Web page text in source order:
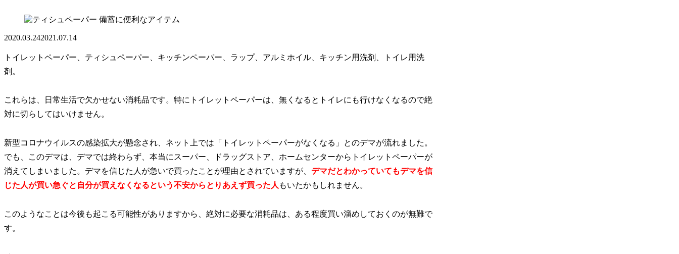
備蓄に便利なアイテム
2020.03.242021.07.14
トイレットペーパー、ティシュペーパー、キッチンペーパー、ラップ、アルミホイル、キッチン用洗剤、トイレ用洗
剤。
これらは、日常生活で欠かせない消耗品です。特にトイレットペーパーは、無くなるとトイレにも行けなくなるので絶
対に切らしてはいけません。
新型コロナウイルスの感染拡大が懸念され、ネット上では「トイレットペーパーがなくなる」とのデマが流れました。
でも、このデマは、デマでは終わらず、本当にスーパー、ドラッグストア、ホームセンターからトイレットペーパーが
消えてしまいました。デマを信じた人が急いで買ったことが理由とされていますが、 デマだとわかっていてもデマを信
じた人が買い急ぐと自分が買えなくなるという不安からとりあえず買った人 もいたかもしれません。
このようなことは今後も起こる可能性がありますから、絶対に必要な消耗品は、ある程度買い溜めしておくのが無難で
す。